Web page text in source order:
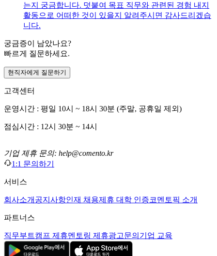
는지 궁금합니다. 덧붙여 목표 직무와 관련된 경험 내지
활동으로 어떠한 것이 있을지 알려주시면 감사드리겠습
니다.
궁금증이 남았나요?
빠르게 질문하세요.
현직자에게 질문하기
고객센터
운영시간 : 평일 10시 ~ 18시 30분 (주말, 공휴일 제외)
점심시간 : 12시 30분 ~ 14시
기업 제휴 문의: help@comento.kr
1:1 문의하기
서비스
회사소개 공지사항인재 채용제휴 대학 인증코멘토픽 소개
파트너스
직무부트캠프 제휴멘토링 제휴광고문의 기업 교육